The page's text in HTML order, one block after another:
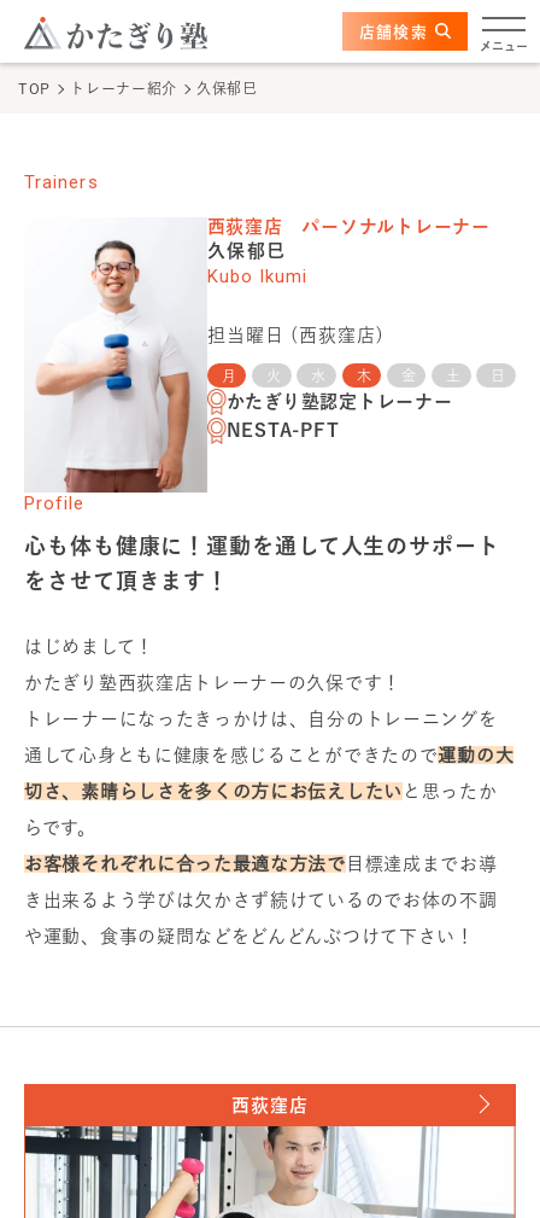
このページの本文へ
メニュー
かたぎり塾について
ビフォーアフター
お客さまの声
料金
よくあるご質問
店舗検索
TOP トレーナー紹介 久保郁巳
Trainers
西荻窪店
パーソナルトレーナー
久保郁巳
Kubo Ikumi
担当曜日 ( 西荻窪店 )
月 火 水 木 金 土 日
かたぎり塾認定トレーナー
NESTA-PFT
Profile
心も体も健康に！運動を通して人生のサポート
をさせて頂きます！
はじめまして！
かたぎり塾西荻窪店トレーナーの久保です！
トレーナーになったきっかけは、自分のトレーニングを
通して心身ともに健康を感じることができたので運動の大
切さ、素晴らしさを多くの方にお伝えしたい と思ったか
らです。
お客様それぞれに合った最適な方法で 目標達成までお導
き出来るよう学びは欠かさず続けているのでお体の不調
や運動、食事の疑問などをどんどんぶつけて下さい！
西荻窪店